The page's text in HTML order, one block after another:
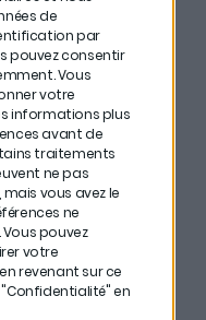
de
par
pouvez consentir
Vous
votre
informations plus
avant de
traitements
ne pas
vous avez le
ne
pouvez
votre
revenant sur ce
en
calculez sa
: vous divisez le
par la
que votre
il est impératif
le début. Les
peu de chances de